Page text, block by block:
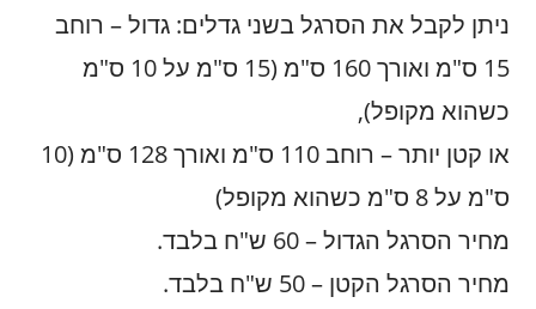
ניתן לקבל את הסרגל בשני גדלים: גדול – רוחב
15 ס"מ ואורך 160 ס"מ (15 ס"מ על 10 ס"מ
כשהוא מקופל),
או קטן יותר – רוחב 110 ס"מ ואורך 128 ס"מ (10
ס"מ על 8 ס"מ כשהוא מקופל)
מחיר הסרגל הגדול – 60 ש"ח בלבד.
מחיר הסרגל הקטן – 50 ש"ח בלבד.